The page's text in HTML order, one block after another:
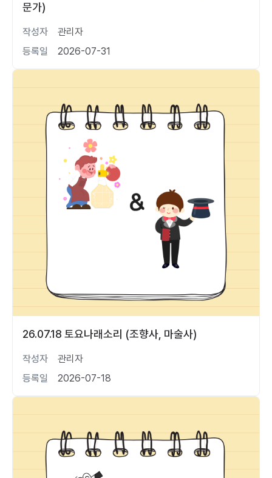
문가)
작성자
관리자
등록일
2026-07-31
26.07.18 토요나래소리 (조향사, 마술사)
작성자
관리자
등록일
2026-07-18